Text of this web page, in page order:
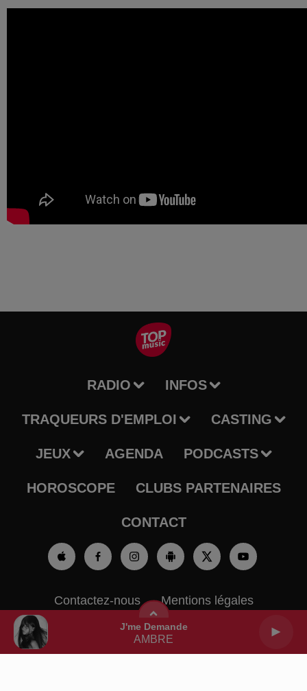
J'me Demande
AMBRE
RADIO INFOS
TRAQUEURS D'EMPLOI CASTING
JEUX AGENDA PODCASTS
HOROSCOPE CLUBS PARTENAIRES
CONTACT
Contactez-nous Mentions légales
Gestion des cookies Règlement des jeux